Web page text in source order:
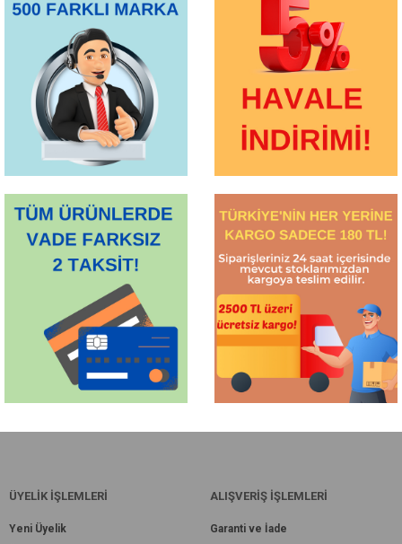
ÜYELİK İŞLEMLERİ
Yeni Üyelik
ALIŞVERİŞ İŞLEMLERİ
Garanti ve İade